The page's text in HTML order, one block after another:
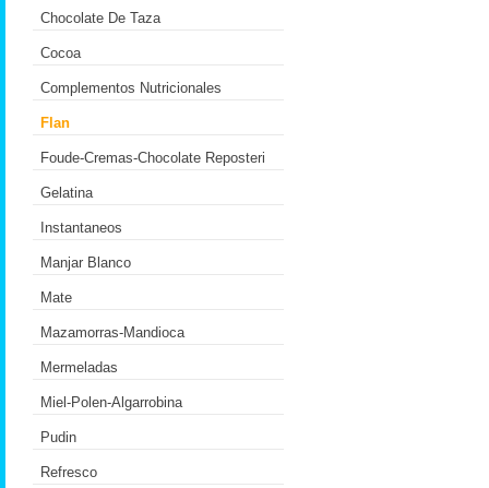
Chocolate De Taza
Cocoa
Complementos Nutricionales
Flan
Foude-Cremas-Chocolate Reposteri
Gelatina
Instantaneos
Manjar Blanco
Mate
Mazamorras-Mandioca
Mermeladas
Miel-Polen-Algarrobina
Pudin
Refresco